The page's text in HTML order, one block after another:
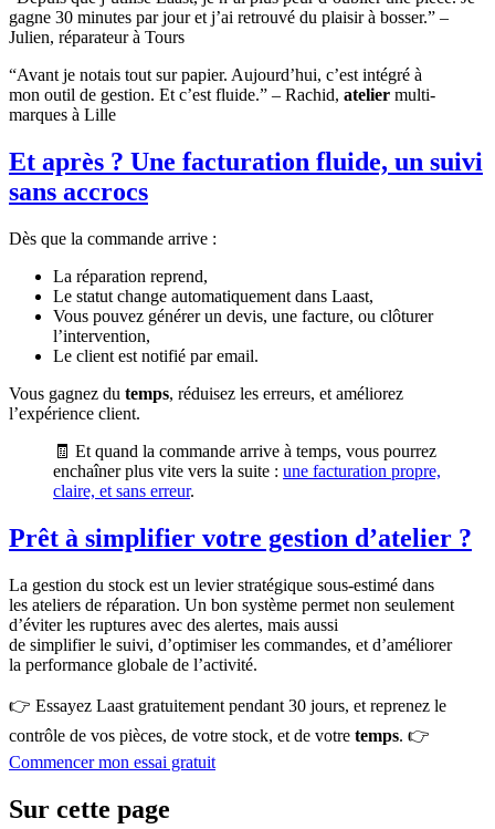
gagne 30 minutes par jour et j’ai retrouvé du plaisir à bosser.” –
Julien, réparateur à Tours
“Avant je notais tout sur papier. Aujourd’hui, c’est intégré à
mon outil de gestion. Et c’est fluide.” – Rachid, atelier multi-
marques à Lille
Et après ? Une facturation fluide, un suivi
sans accrocs
Dès que la commande arrive :
La réparation reprend,
Le statut change automatiquement dans Laast,
Vous pouvez générer un devis, une facture, ou clôturer
l’intervention,
Le client est notifié par email.
Vous gagnez du temps, réduisez les erreurs, et améliorez
l’expérience client.
🧾 Et quand la commande arrive à temps, vous pourrez
enchaîner plus vite vers la suite : une facturation propre,
claire, et sans erreur.
Prêt à simplifier votre gestion d’atelier ?
La gestion du stock est un levier stratégique sous-estimé dans
les ateliers de réparation. Un bon système permet non seulement
d’éviter les ruptures avec des alertes, mais aussi
de simplifier le suivi, d’optimiser les commandes, et d’améliorer
la performance globale de l’activité.
👉 Essayez Laast gratuitement pendant 30 jours, et reprenez le
contrôle de vos pièces, de votre stock, et de votre temps. 👉
Commencer mon essai gratuit
Sur cette page